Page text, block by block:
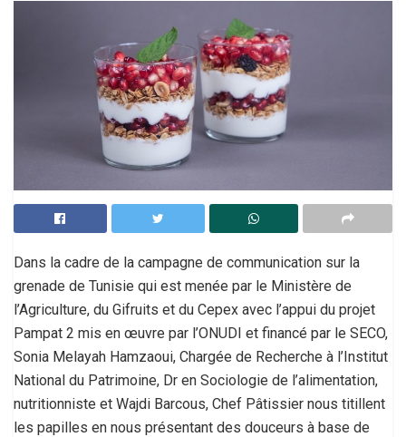
Dans la cadre de la campagne de communication sur la
grenade de Tunisie qui est menée par le Ministère de
l’Agriculture, du Gifruits et du Cepex avec l’appui du projet
Pampat 2 mis en œuvre par l’ONUDI et financé par le SECO,
Sonia Melayah Hamzaoui, Chargée de Recherche à l’Institut
National du Patrimoine, Dr en Sociologie de l’alimentation,
nutritionniste et Wajdi Barcous, Chef Pâtissier nous titillent
les papilles en nous présentant des douceurs à base de